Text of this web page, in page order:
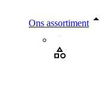
Ons assortiment